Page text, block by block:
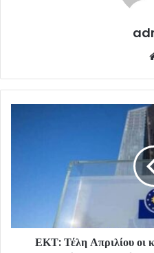
ΕΚΤ: Τέλη Απριλίου οι